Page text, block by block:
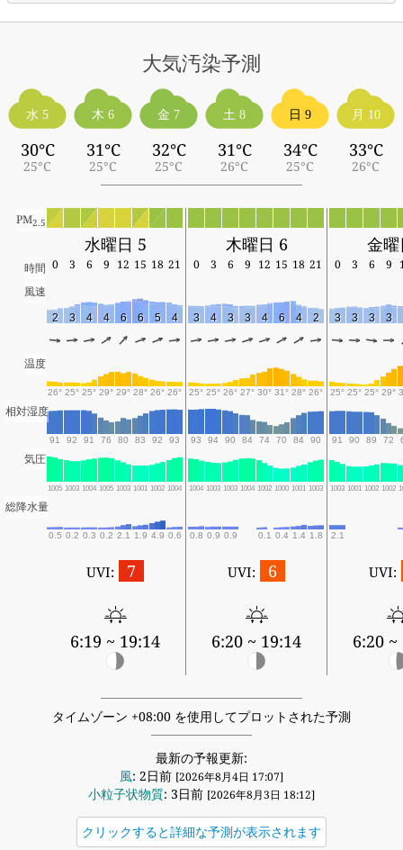
大気汚染予測
水 5
30°C
25°C
木 6
31°C
25°C
金 7
32°C
25°C
土 8
31°C
26°C
日 9
34°C
25°C
月 10
33°C
26°C
PM2.5
水曜日 5 木曜日 6 金
時間 0 3 6 9 12 15 18 21 0 3 6 9 12 15 18 21 0 3 6 9
風速
2 3 4 4 6 6 5 4 3 4 3 3 4 6 4 2 3 3 3 3
温度
26° 25° 25° 29° 29° 28° 26° 26° 25° 25° 26° 27° 30° 31° 28° 26° 25° 25° 25° 29°
相対湿度
91 92 91 76 80 83 92 93 93 94 90 84 74 70 84 90 91 90 89 72
気圧
1005 1003 1004 1005 1003 1001 1002 1004 1004 1003 1003 1004 1002 1000 1001 1003 1003 1001 1002 1002
総降水量
0.5 0.2 0.3 0.2 2.1 1.9 4.9 0.6 0.8 0.9 0.9 0.1 0.4 1.4 1.8 2.1
UVI: 7
6:19 ~ 19:14
UVI: 6
6:20 ~ 19:14
UVI:
6:20 ~
タイムゾーン +08:00 を使用してプロットされた予測
最新の予報更新:
風: 2日前 [2026年8月4日 17:07]
小粒子状物質: 3日前 [2026年8月3日 18:12]
クリックすると詳細な予測が表示されます